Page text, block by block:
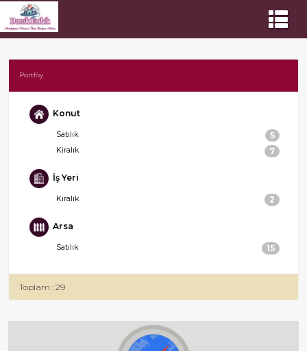
Portföy
Konut
Satılık 5
Kiralık 7
İş Yeri
Kiralık 2
Arsa
Satılık 15
Toplam : 29